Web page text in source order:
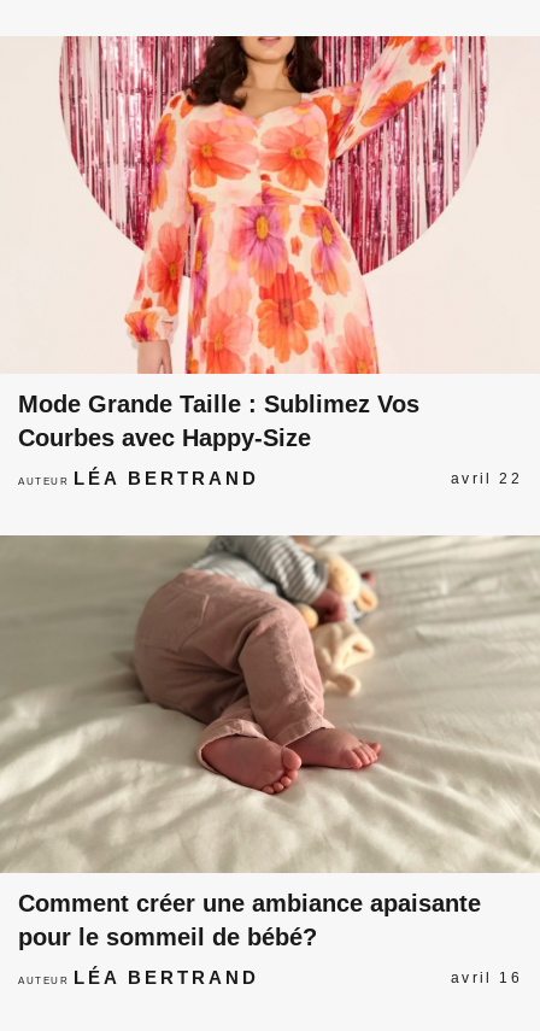
Mode Grande Taille : Sublimez Vos
Courbes avec Happy-Size
AUTEUR LÉA BERTRAND avril 22
Comment créer une ambiance apaisante
pour le sommeil de bébé?
AUTEUR LÉA BERTRAND avril 16